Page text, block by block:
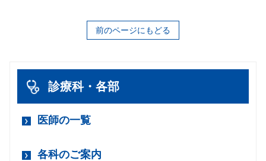
前のページにもどる
診療科・各部
医師の一覧
各科のご案内